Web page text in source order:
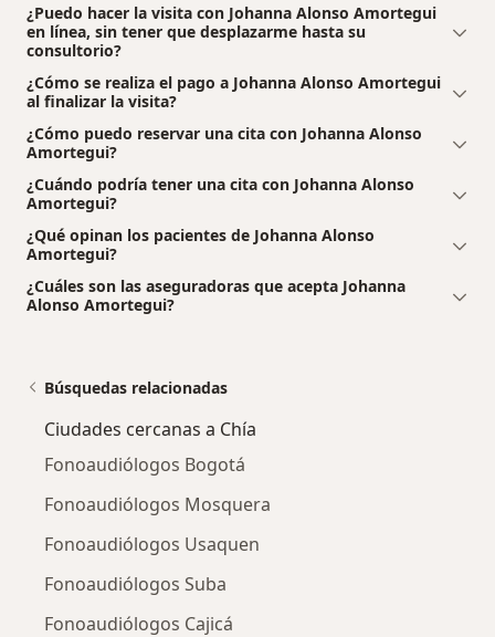
¿Puedo hacer la visita con Johanna Alonso Amortegui
en línea, sin tener que desplazarme hasta su
consultorio?
¿Cómo se realiza el pago a Johanna Alonso Amortegui
al finalizar la visita?
¿Cómo puedo reservar una cita con Johanna Alonso
Amortegui?
¿Cuándo podría tener una cita con Johanna Alonso
Amortegui?
¿Qué opinan los pacientes de Johanna Alonso
Amortegui?
¿Cuáles son las aseguradoras que acepta Johanna
Alonso Amortegui?
Búsquedas relacionadas
Ciudades cercanas a Chía
Fonoaudiólogos Bogotá
Fonoaudiólogos Mosquera
Fonoaudiólogos Usaquen
Fonoaudiólogos Suba
Fonoaudiólogos Cajicá